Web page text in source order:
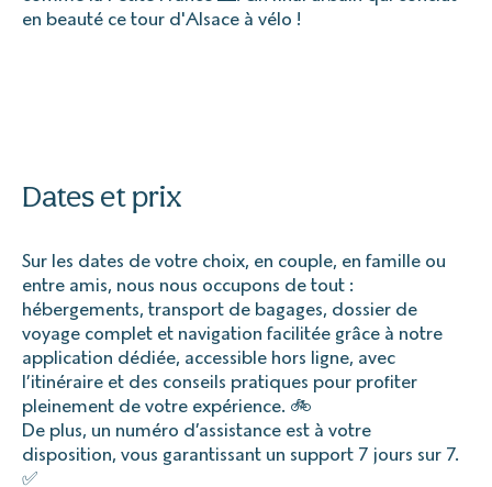
en beauté ce tour d'Alsace à vélo !
Dates et prix
Sur les dates de votre choix, en couple, en famille ou
entre amis, nous nous occupons de tout :
hébergements, transport de bagages, dossier de
voyage complet et navigation facilitée grâce à notre
application dédiée, accessible hors ligne, avec
l’itinéraire et des conseils pratiques pour profiter
pleinement de votre expérience. 🚲
De plus, un numéro d’assistance est à votre
disposition, vous garantissant un support 7 jours sur 7.
✅